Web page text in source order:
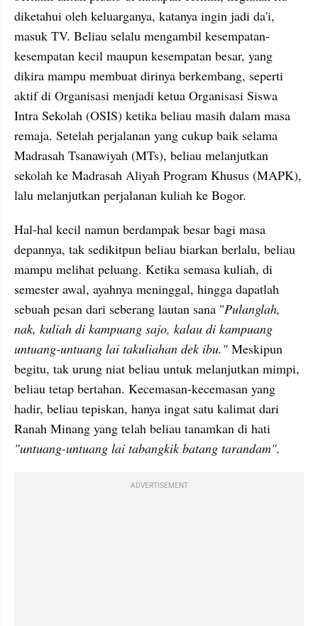
diketahui oleh keluarganya, katanya ingin jadi da'i,
masuk TV. Beliau selalu mengambil kesempatan-
kesempatan kecil maupun kesempatan besar, yang
dikira mampu membuat dirinya berkembang, seperti
aktif di Organisasi menjadi ketua Organisasi Siswa
Intra Sekolah (OSIS) ketika beliau masih dalam masa
remaja. Setelah perjalanan yang cukup baik selama
Madrasah Tsanawiyah (MTs), beliau melanjutkan
sekolah ke Madrasah Aliyah Program Khusus (MAPK),
lalu melanjutkan perjalanan kuliah ke Bogor.
Hal-hal kecil namun berdampak besar bagi masa
depannya, tak sedikitpun beliau biarkan berlalu, beliau
mampu melihat peluang. Ketika semasa kuliah, di
semester awal, ayahnya meninggal, hingga dapatlah
sebuah pesan dari seberang lautan sana "Pulanglah,
nak, kuliah di kampuang sajo, kalau di kampuang
untuang-untuang lai takuliahan dek ibu." Meskipun
begitu, tak urung niat beliau untuk melanjutkan mimpi,
beliau tetap bertahan. Kecemasan-kecemasan yang
hadir, beliau tepiskan, hanya ingat satu kalimat dari
"untuang-untuang lai tabangkik batang tarandam".
ADVERTISEMENT